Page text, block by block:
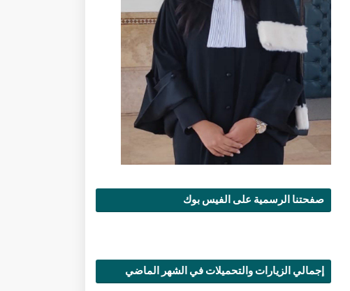
صفحتنا الرسمية على الفيس بوك
إجمالي الزيارات والتحميلات في الشهر الماضي